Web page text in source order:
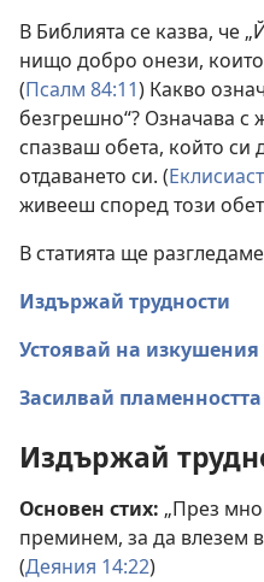
В Библията се казва, че
нищо добро онези,
(Псалм 84:11) Какво
безгрешно“? Означава с
спазваш обета, който си
отдаването си. (
живееш според този
В статията ще
Издържай трудности
Устоявай на изкушения
Засилвай пламенността
Издържай
Основен стих: „През
преминем, за да влезем
(Деяния 14:22)